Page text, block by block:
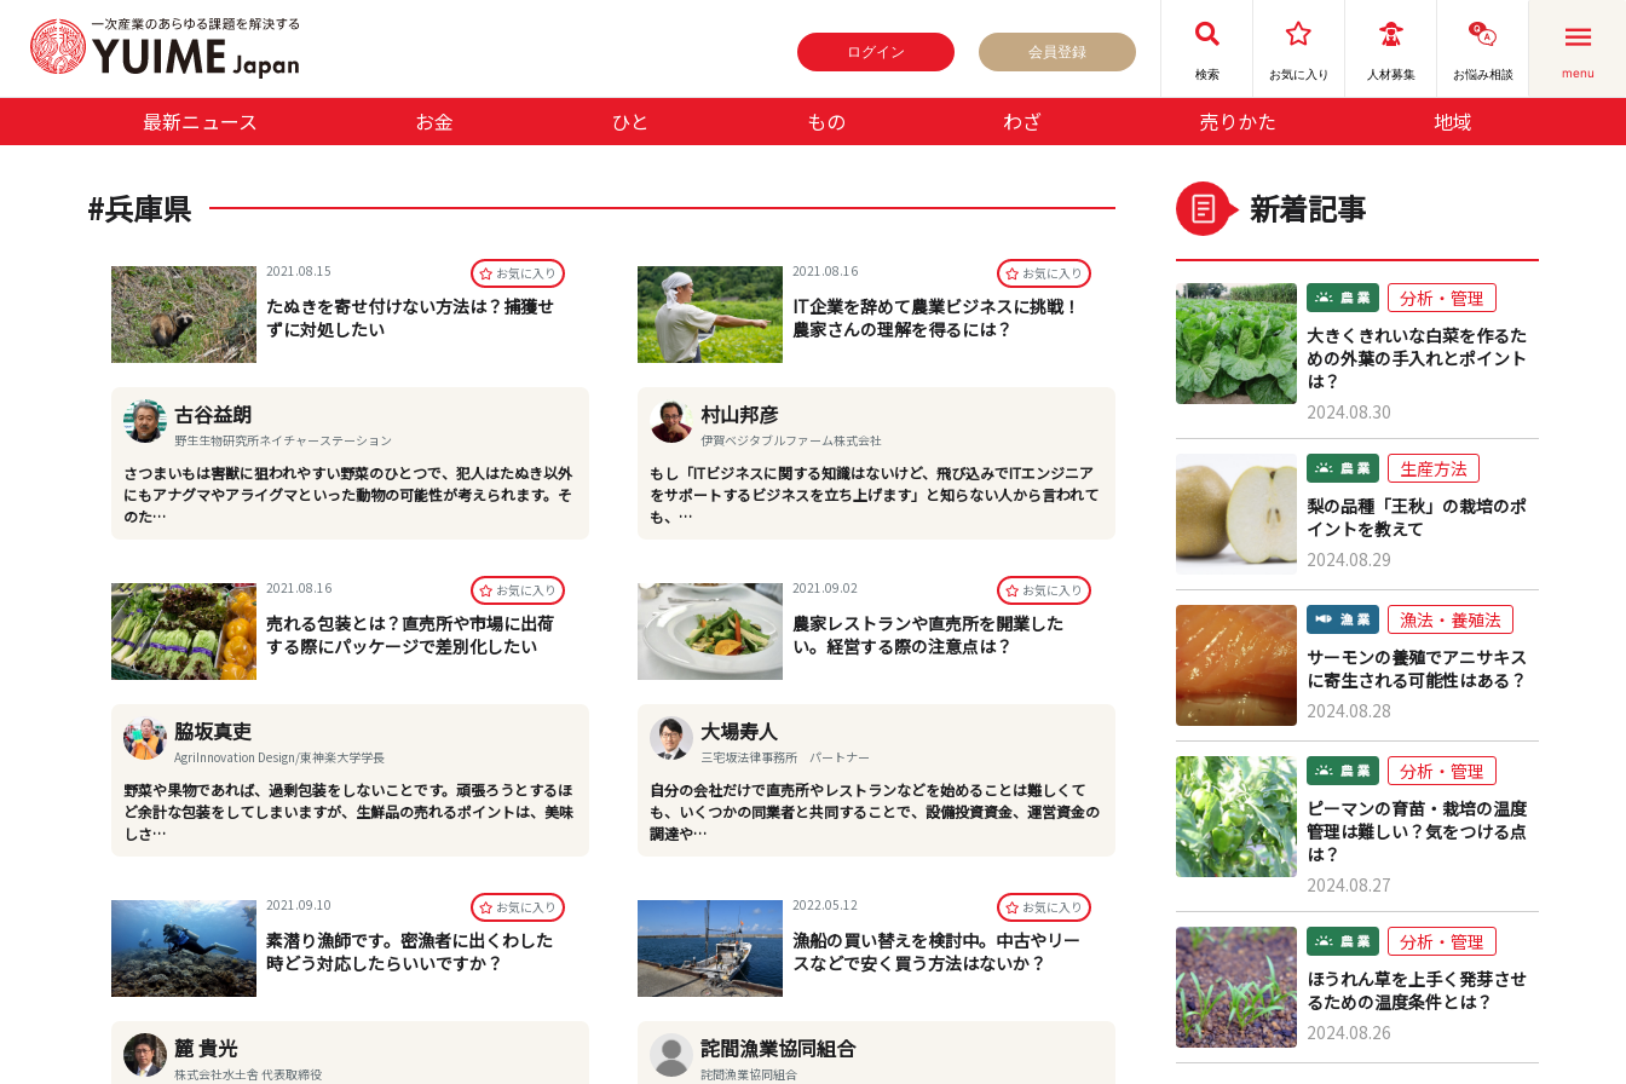
ログイン 会員登録
検索 お気に⼊り 人材募集 お悩み相談 menu
最新ニュース お金 ひと もの わざ 売りかた 地域
#兵庫県
2021.08.15 お気に⼊り
たぬきを寄せ付けない方法は？捕獲せ
ずに対処したい
古谷益朗
野生生物研究所ネイチャーステーション
さつまいもは害獣に狙われやすい野菜のひとつで、犯人はたぬき以外
にもアナグマやアライグマといった動物の可能性が考えられます。そ
のた…
2021.08.16 お気に⼊り
IT企業を辞めて農業ビジネスに挑戦！
農家さんの理解を得るには？
村山邦彦
伊賀ベジタブルファーム株式会社
もし「ITビジネスに関する知識はないけど、飛び込みでITエンジニア
をサポートするビジネスを立ち上げます」と知らない人から言われて
も、…
2021.08.16 お気に⼊り
売れる包装とは？直売所や市場に出荷
する際にパッケージで差別化したい
脇坂真吏
AgriInnovation Design/東神楽大学学長
野菜や果物であれば、過剰包装をしないことです。頑張ろうとするほ
ど余計な包装をしてしまいますが、生鮮品の売れるポイントは、美味
しさ…
2021.09.02 お気に⼊り
農家レストランや直売所を開業した
い。経営する際の注意点は？
大場寿人
三宅坂法律事務所 パートナー
自分の会社だけで直売所やレストランなどを始めることは難しくて
も、いくつかの同業者と共同することで、設備投資資金、運営資金の
調達や…
2021.09.10 お気に⼊り
素潜り漁師です。密漁者に出くわした
時どう対応したらいいですか？
麓 貴光
株式会社水土舎 代表取締役
2022.05.12 お気に⼊り
漁船の買い替えを検討中。中古やリー
スなどで安く買う方法はないか？
詫間漁業協同組合
詫間漁業協同組合
新着記事
分析・管理
大きくきれいな白菜を作るた
めの外葉の手入れとポイント
は？
2024.08.30
生産方法
梨の品種「王秋」の栽培のポ
イントを教えて
2024.08.29
漁法・養殖法
サーモンの養殖でアニサキス
に寄生される可能性はある？
2024.08.28
分析・管理
ピーマンの育苗・栽培の温度
管理は難しい？気をつける点
は？
2024.08.27
分析・管理
ほうれん草を上手く発芽させ
るための温度条件とは？
2024.08.26